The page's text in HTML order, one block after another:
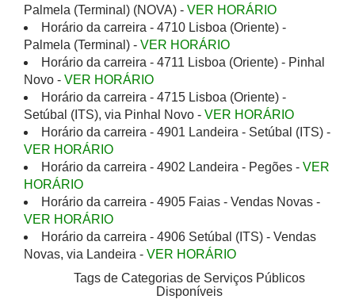
Palmela (Terminal) (NOVA) - VER HORÁRIO
Horário da carreira - 4710 Lisboa (Oriente) -
Palmela (Terminal) - VER HORÁRIO
Horário da carreira - 4711 Lisboa (Oriente) - Pinhal
Novo - VER HORÁRIO
Horário da carreira - 4715 Lisboa (Oriente) -
Setúbal (ITS), via Pinhal Novo - VER HORÁRIO
Horário da carreira - 4901 Landeira - Setúbal (ITS) -
VER HORÁRIO
Horário da carreira - 4902 Landeira - Pegões - VER
HORÁRIO
Horário da carreira - 4905 Faias - Vendas Novas -
VER HORÁRIO
Horário da carreira - 4906 Setúbal (ITS) - Vendas
Novas, via Landeira - VER HORÁRIO
Tags de Categorias de Serviços Públicos
Disponíveis